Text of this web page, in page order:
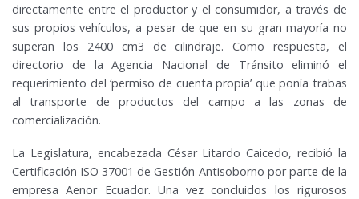
directamente entre el productor y el consumidor, a través de
sus propios vehículos, a pesar de que en su gran mayoría no
superan los 2400 cm3 de cilindraje. Como respuesta, el
directorio de la Agencia Nacional de Tránsito eliminó el
requerimiento del ‘permiso de cuenta propia’ que ponía trabas
al transporte de productos del campo a las zonas de
comercialización.
La Legislatura, encabezada César Litardo Caicedo, recibió la
Certificación ISO 37001 de Gestión Antisoborno por parte de la
empresa Aenor Ecuador. Una vez concluidos los rigurosos